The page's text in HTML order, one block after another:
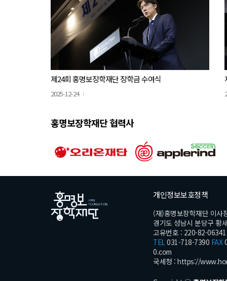
제24회 홍명보장학재단 장학금 수여식
2025-12-24
홍명보장학재단 협력사
개인정보보호정책
(재)홍명보장학재단 이사
경기도 성남시 분당구 황
고유번호 : 220-82-06341
TEL031-718-7390 FAX
0.com
국세청 : https://